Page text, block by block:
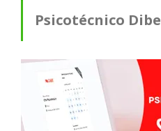
Psicotécnico Dibe